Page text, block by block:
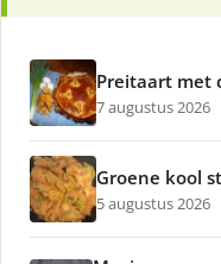
Preitaart met
7 augustus 2026
Groene kool
5 augustus 2026